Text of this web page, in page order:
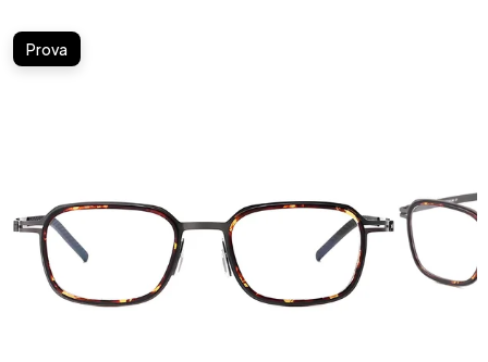
Prova